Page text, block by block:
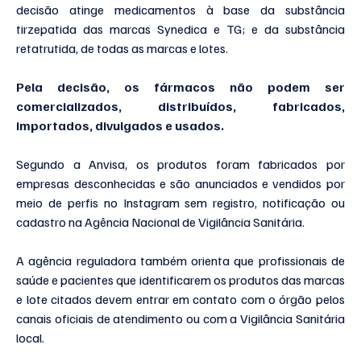
decisão atinge medicamentos à base da substância
tirzepatida das marcas Synedica e TG; e da substância
retatrutida, de todas as marcas e lotes.
Pela decisão, os fármacos não podem ser
comercializados, distribuídos, fabricados,
importados, divulgados e usados.
Segundo a Anvisa, os produtos foram fabricados por
empresas desconhecidas e são anunciados e vendidos por
meio de perfis no Instagram sem registro, notificação ou
cadastro na Agência Nacional de Vigilância Sanitária.
A agência reguladora também orienta que profissionais de
saúde e pacientes que identificarem os produtos das marcas
e lote citados devem entrar em contato com o órgão pelos
canais oficiais de atendimento ou com a Vigilância Sanitária
local.